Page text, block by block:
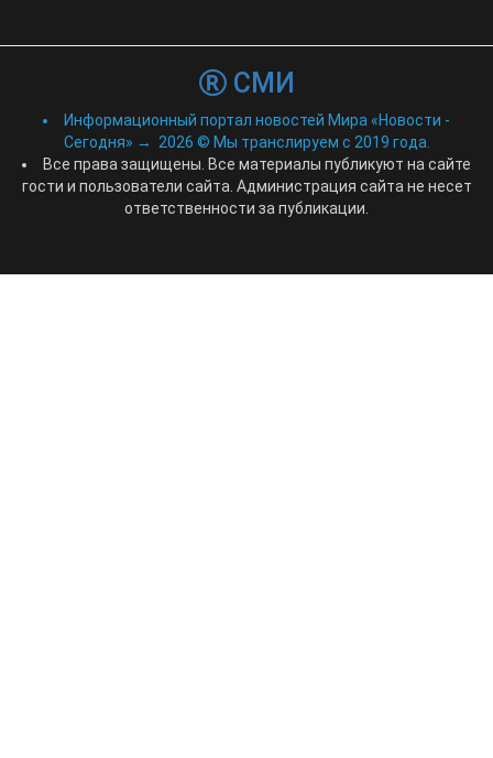
СМИ
Информационный портал новостей Мира «Новости -
Сегодня» → 2026 © Мы транслируем с 2019 года.
Все права защищены. Все материалы публикуют на сайте
гости и пользователи сайта. Администрация сайта не несет
ответственности за публикации.